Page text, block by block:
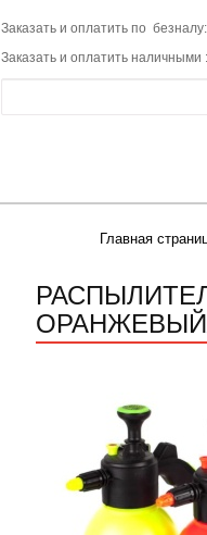
Заказать и оплатить по
Заказать и оплатить наличными
Главная